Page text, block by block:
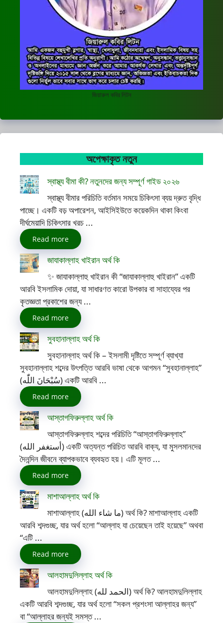
জিয়ারুল কবির লিটন
অপেক্ষাকৃত নতুন
স্বাস্থ্য বীমা কী? নতুনদের জন্য সম্পূর্ণ গাইড ২০২৬
স্বাস্থ্য বীমার পরিচিতি বর্তমান সময়ে চিকিৎসা ব্যয় দ্রুত বৃদ্ধি
পাচ্ছে। একটি বড় অপারেশন, আইসিইউতে কয়েকদিন থাকা কিংবা
দীর্ঘমেয়াদি চিকিৎসার খরচ ...
Read more
জাযাকাল্লাহ খাইরান অর্থ কি
✨ জাযাকাল্লাহু খাইরান কী “জাযাকাল্লাহু খাইরান” একটি
আরবি ইসলামিক দোয়া, যা সাধারণত কারো উপকার বা সাহায্যের পর
কৃতজ্ঞতা প্রকাশের জন্য ...
Read more
সুবহানাল্লাহ অর্থ কি
সুবহানাল্লাহ অর্থ কি – ইসলামী দৃষ্টিতে সম্পূর্ণ ব্যাখ্যা
সুবহানাল্লাহ শব্দের উৎপত্তি আরবি ভাষা থেকে আগমন “সুবহানাল্লাহ”
(سُبْحَانَ اللّٰه) একটি আরবি ...
Read more
আস্তাগফিরুল্লাহ অর্থ কি
আস্তাগফিরুল্লাহ শব্দের পরিচিতি “আস্তাগফিরুল্লাহ”
(أستغفر الله) একটি অত্যন্ত পরিচিত আরবি বাক্য, যা মুসলমানদের
দৈনন্দিন জীবনে ব্যাপকভাবে ব্যবহৃত হয়। এটি মূলত ...
Read more
মাশাআল্লাহ অর্থ কি
মাশাআল্লাহ (ما شاء الله) অর্থ কি? মাশাআল্লাহ একটি
আরবি শব্দগুচ্ছ, যার অর্থ হলো “আল্লাহ যা চেয়েছেন তাই হয়েছে” অথবা
“এটি ...
Read more
আলহামদুলিল্লাহ অর্থ কি
আলহামদুলিল্লাহ (الحمد لله) অর্থ কি? আলহামদুলিল্লাহ
একটি আরবি শব্দগুচ্ছ, যার অর্থ হলো “সকল প্রশংসা আল্লাহর জন্য”
বা “আল্লাহর জন্যই সমস্ত ...